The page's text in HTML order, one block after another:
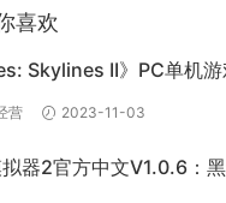
喜欢
Skylines II》PC单机
营 2023-11-03
器2官方中文V1.0.6：